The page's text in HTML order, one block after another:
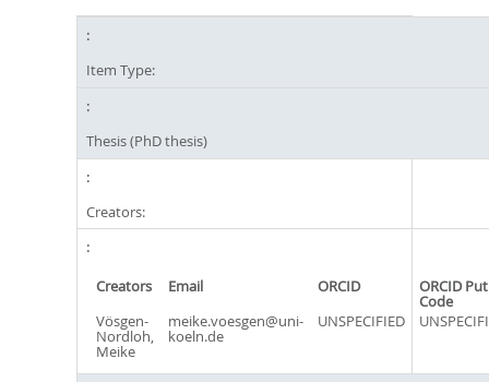
Item Type:
Thesis (PhD thesis)
Creators:
Creators Email ORCID ORCID Put
Code
Vösgen-
Nordloh,
Meike
meike.voesgen@uni-
koeln.de
UNSPECIFIED